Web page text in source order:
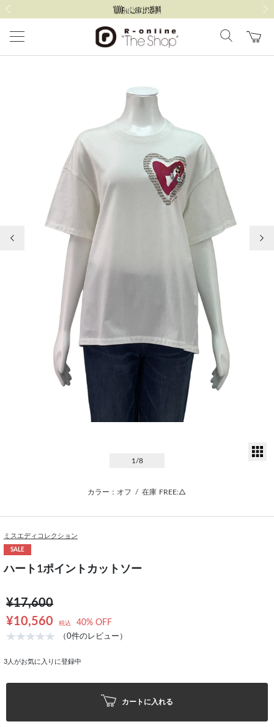
1 /8
カラー：オフ / 在庫 FREE:△
ミスエディコレクション
SALE
ハート1ポイントカットソー
¥17,600
¥10,560
税込 40% OFF
（0件のレビュー）
3 人がお気に入りに登録中
カートに入れる